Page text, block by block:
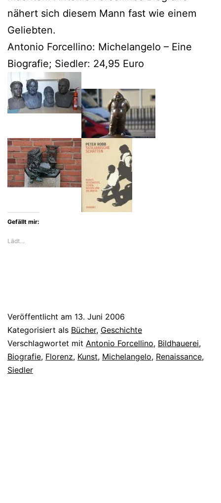
nähert sich diesem Mann fast wie einem
Geliebten.
Antonio Forcellino: Michelangelo – Eine
Biografie; Siedler: 24,95 Euro
Gefällt mir:
Lädt…
Veröffentlicht am 13. Juni 2006
Kategorisiert als Bücher, Geschichte
Verschlagwortet mit Antonio Forcellino, Bildhauerei,
Biografie, Florenz, Kunst, Michelangelo, Renaissance,
Siedler